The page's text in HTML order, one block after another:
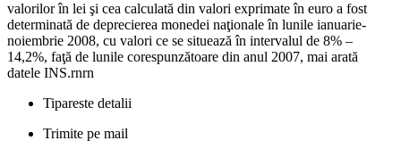
valorilor în lei şi cea calculată din valori exprimate în euro a fost
determinată de deprecierea monedei naţionale în lunile ianuarie-
noiembrie 2008, cu valori ce se situează în intervalul de 8% –
14,2%, faţă de lunile corespunzătoare din anul 2007, mai arată
datele INS.rnrn
Tipareste detalii
Trimite pe mail